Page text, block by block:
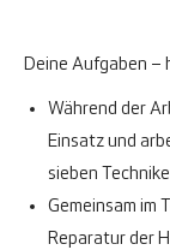
Deine Aufgaben –
Während der
Einsatz und
sieben
Gemeinsam im
Reparatur der